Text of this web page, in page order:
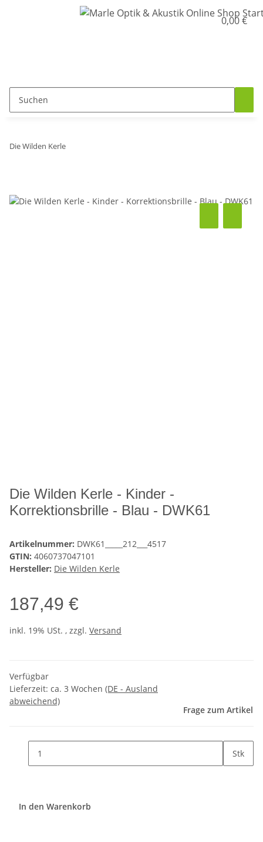
0,00 €
Die Wilden Kerle
Die Wilden Kerle - Kinder -
Korrektionsbrille - Blau - DWK61
Artikelnummer: DWK61_____212___4517
GTIN: 4060737047101
Hersteller: Die Wilden Kerle
187,49 €
inkl. 19% USt. , zzgl. Versand
Verfügbar
Lieferzeit: ca. 3 Wochen (DE - Ausland
abweichend)
Frage zum Artikel
Stk
In den Warenkorb